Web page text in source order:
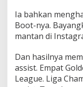
Ia bahkan
Boot-nya.
mantan di
Dan hasilnya
assist. Empat
League. Liga